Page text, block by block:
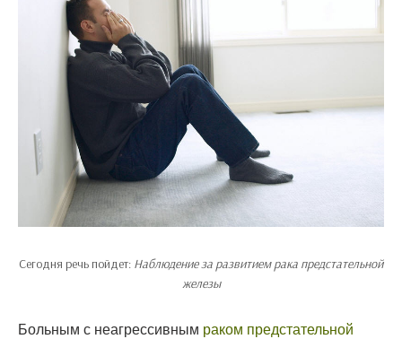
Сегодня речь пойдет: Наблюдение за развитием рака предстательной
железы
Больным с неагрессивным раком предстательной